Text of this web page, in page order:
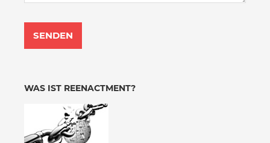
WAS IST REENACTMENT?